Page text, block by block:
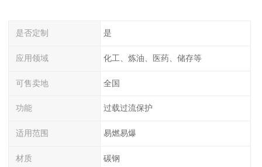
是否定制 是
应用领域 化工、炼油、医药、储存等
可售卖地 全国
功能 过载过流保护
适用范围 易燃易爆
材质 碳钢